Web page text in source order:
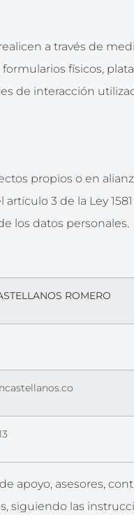
a través de
físicos,
de interacción
propios o en
3 de la Ley 1581
los datos personales.
ROMERO
apoyo, asesores,
siguiendo las